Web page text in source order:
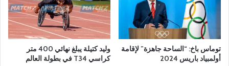
توماس باخ: “الساحة جاهزة” لإقامة
أولمبياد باريس 2024
وليد كتيلة يبلغ نهائي 400 متر
كراسي T34 في بطولة العالم